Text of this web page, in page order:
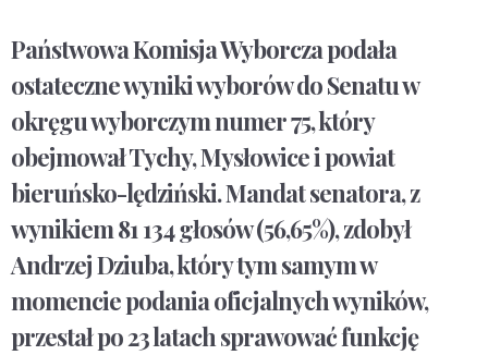
Państwowa Komisja Wyborcza podała
ostateczne wyniki wyborów do Senatu w
okręgu wyborczym numer 75, który
obejmował Tychy, Mysłowice i powiat
bieruńsko-lędziński. Mandat senatora, z
wynikiem 81 134 głosów (56,65%), zdobył
Andrzej Dziuba, który tym samym w
momencie podania oficjalnych wyników,
przestał po 23 latach sprawować funkcję